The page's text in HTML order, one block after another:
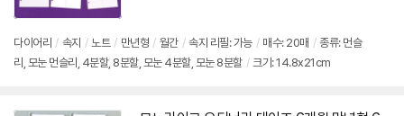
다이어리 / 속지 / 노트 / 만년형 / 월간 / 속지 리필: 가능 / 매수: 20매 / 종류: 먼슬
리, 모눈 먼슬리, 4분할, 8분할, 모눈 4분할, 모눈 8분할 / 크기: 14.8x21cm